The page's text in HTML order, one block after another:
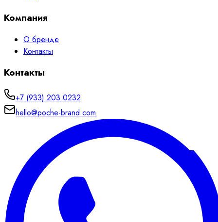
Компания
О бренде
Контакты
Контакты
+7 (933) 203 0232
hello@poche-brand.com